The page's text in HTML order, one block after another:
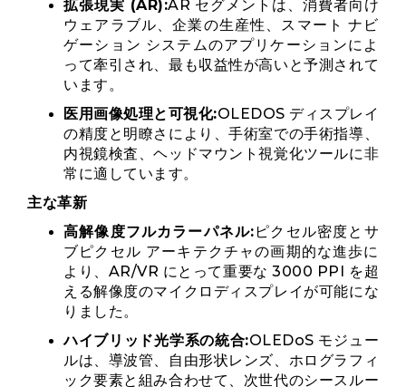
拡張現実 (AR):AR セグメントは、消費者向け
ウェアラブル、企業の生産性、スマート ナビ
ゲーション システムのアプリケーションによ
って牽引され、最も収益性が高いと予測されて
います。
医用画像処理と可視化:OLEDOS ディスプレイ
の精度と明瞭さにより、手術室での手術指導、
内視鏡検査、ヘッドマウント視覚化ツールに非
常に適しています。
主な革新
高解像度フルカラーパネル: ピクセル密度とサ
ブピクセル アーキテクチャの画期的な進歩に
より、AR/VR にとって重要な 3000 PPI を超
える解像度のマイクロディスプレイが可能にな
りました。
ハイブリッド光学系の統合:OLEDoS モジュー
ルは、導波管、自由形状レンズ、ホログラフィ
ック要素と組み合わせて、次世代のシースルー